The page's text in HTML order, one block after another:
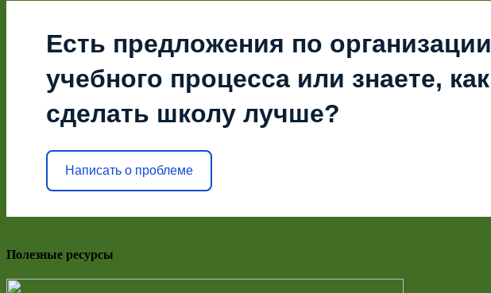
Есть предложения по организации
учебного процесса или знаете, как
сделать школу лучше?
Написать о проблеме
Полезные ресурсы